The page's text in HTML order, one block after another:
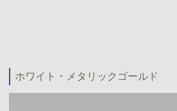
ホワイト・メタリックゴールド